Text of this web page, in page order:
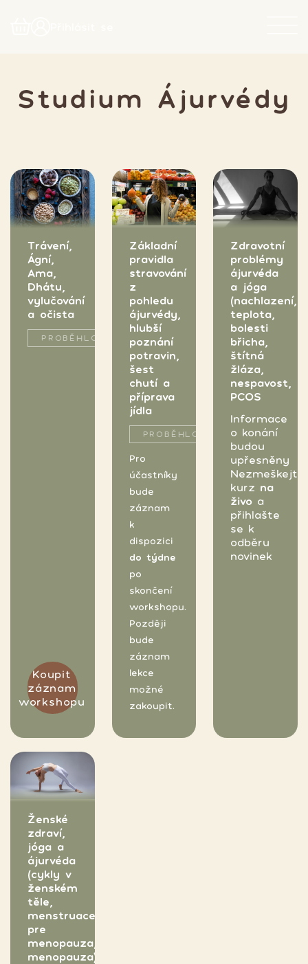
Studium Ájurvédy
Trávení,
Ágní,
Ama,
Dhátu,
vylučování
a očista
PROBĚHLO
Koupit
záznam
workshopu
Základní
pravidla
stravování
z
pohledu
ájurvédy,
hlubší
poznání
potravin,
šest
chutí a
příprava
jídla
PROBĚHLO
Pro
účastníky
bude
záznam
k
dispozici
do týdne
po
skončení
workshopu.
Později
bude
záznam
lekce
možné
zakoupit.
Zdravotní
problémy
ájurvéda
a jóga
(nachlazení,
teplota,
bolesti
břicha,
štítná
žláza,
nespavost,
PCOS
Informace
o konání
budou
upřesněny
Nezmeškejte
kurz na
živo a
přihlašte
se k
odběru
novinek
Ženské
zdraví,
jóga a
ájurvéda
(cykly v
ženském
těle,
menstruace,
pre
menopauza,
menopauza)